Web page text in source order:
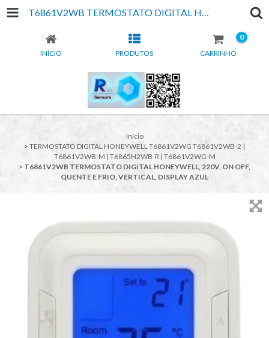
T6861V2WB TERMOSTATO DIGITAL HONEYWELL, 220V, ON OFF, QUENTE E FRIO, VERTICAL, DISPLAY AZUL
INÍCIO PRODUTOS CARRINHO
0
Início
> TERMOSTATO DIGITAL HONEYWELL T6861V2WG T6861V2WB-2 |
T6861V2WB-M | T6865H2WB-R | T6861V2WG-M
> T6861V2WB TERMOSTATO DIGITAL HONEYWELL, 220V, ON OFF,
QUENTE E FRIO, VERTICAL, DISPLAY AZUL